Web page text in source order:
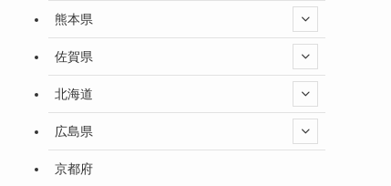
熊本県
佐賀県
北海道
広島県
京都府